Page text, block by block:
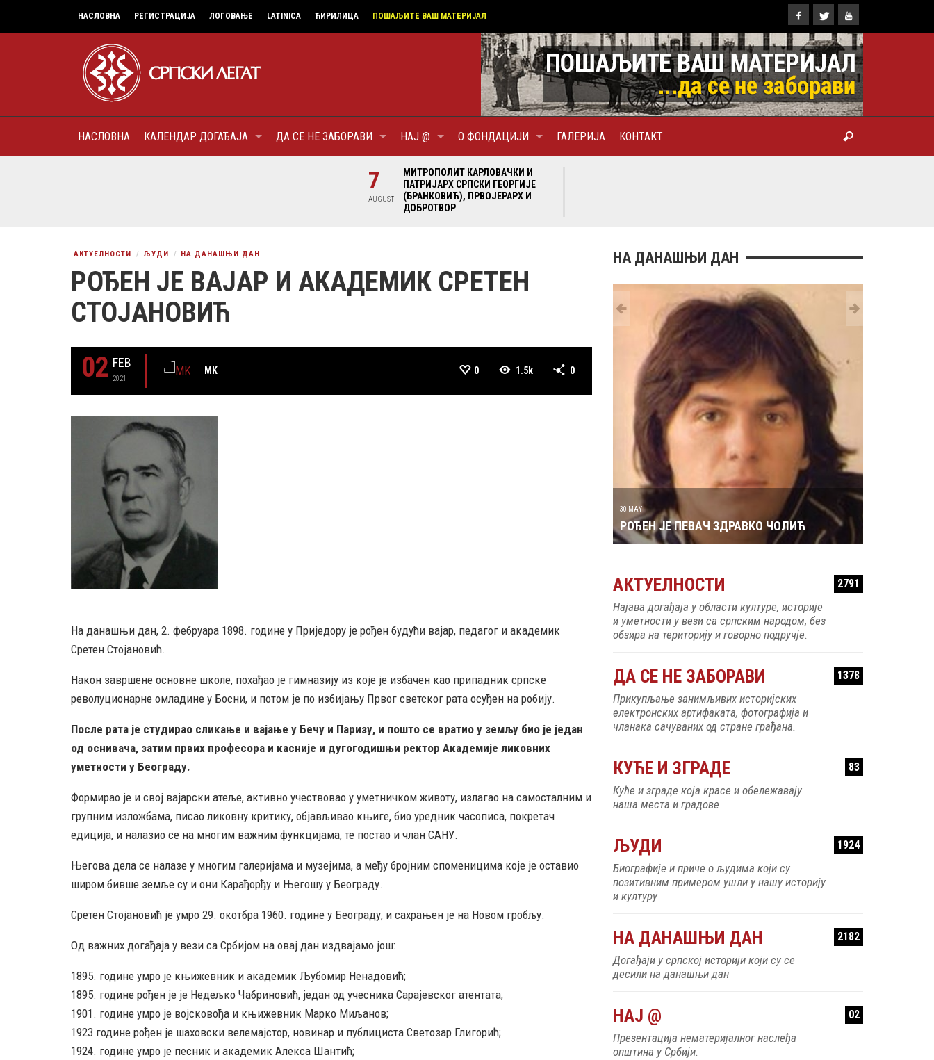
НАСЛОВНА РЕГИСТРАЦИЈА ЛОГОВАЊЕ LATINICA ЋИРИЛИЦА ПОШАЉИТЕ ВАШ МАТЕРИЈАЛ
НАСЛОВНА КАЛЕНДАР ДОГАЂАЈА ДА СЕ НЕ ЗАБОРАВИ НАЈ @ О ФОНДАЦИЈИ ГАЛЕРИЈА КОНТАКТ
7
AUGUST
МИТРОПОЛИТ КАРЛОВАЧКИ И
ПАТРИЈАРХ СРПСКИ ГЕОРГИЈЕ
(БРАНКОВИЋ), ПРВОЈЕРАРХ И
ДОБРОТВОР
АКТУЕЛНОСТИ ЉУДИ НА ДАНАШЊИ ДАН
РОЂЕН ЈЕ ВАЈАР И АКАДЕМИК СРЕТЕН
СТОЈАНОВИЋ
02 FEB
2021
MK 0 1.5k 0
На данашњи дан, 2. фебруара 1898. године у Приједору је рођен будући вајар, педагог и академик
Сретен Стојановић.
Након завршене основне школе, похађао је гимназију из које је избачен као припадник српске
револуционарне омладине у Босни, и потом је по избијању Првог светског рата осуђен на робију.
После рата је студирао сликање и вајање у Бечу и Паризу, и пошто се вратио у земљу био је један
од оснивача, затим првих професора и касније и дугогодишњи ректор Академије ликовних
уметности у Београду.
Формирао је и свој вајарски атеље, активно учествовао у уметничком животу, излагао на самосталним и
групним изложбама, писао ликовну критику, објављивао књиге, био уредник часописа, покретач
едиција, и налазио се на многим важним функцијама, те постао и члан САНУ.
Његова дела се налазе у многим галеријама и музејима, а међу бројним споменицима које је оставио
широм бивше земље су и они Карађорђу и Његошу у Београду.
Сретен Стојановић је умро 29. окотбра 1960. године у Београду, и сахрањен је на Новом гробљу.
Од важних догађаја у вези са Србијом на овај дан издвајамо још:
1895. године умро је књижевник и академик Љубомир Ненадовић;
1895. године рођен је је Недељко Чабриновић, један од учесника Сарајевског атентата;
1901. године умро је војсковођа и књижевник Марко Миљанов;
1923 године рођен је шаховски велемајстор, новинар и публициста Светозар Глигорић;
1924. године умро је песник и академик Алекса Шантић;
НА ДАНАШЊИ ДАН
РОЂЕН ЈЕ ГЛУМАЦ МИЛУТИН МИЋА ТАТИЋ
30 MAY
РОЂЕН ЈЕ ПЕВАЧ ЗДРАВКО ЧОЛИЋ
АКТУЕЛНОСТИ 2791
Најава догађаја у области културе, историје
и уметности у вези са српским народом, без
обзира на територију и говорно подручје.
ДА СЕ НЕ ЗАБОРАВИ 1378
Прикупљање занимљивих историјских
електронских артифаката, фотографија и
чланака сачуваних од стране грађана.
КУЋЕ И ЗГРАДЕ 83
Куће и зграде која красе и обележавају
наша места и градове
ЉУДИ 1924
Биографије и приче о људима који су
позитивним примером ушли у нашу историју
и културу
НА ДАНАШЊИ ДАН 2182
Догађаји у српској историји који су се
десили на данашњи дан
НАЈ @ 02
Презентација нематеријалног наслеђа
општина у Србији.